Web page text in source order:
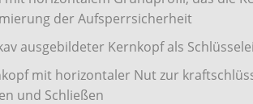
der Aufsperrsicherheit
ausgebildeter Kernkopf als
mit horizontaler Nut zur
und Schließen